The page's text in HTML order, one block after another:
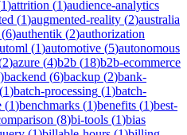
1)attrition (1)audience-analytics
(1)augmented-reality (2)australia
(6)authentik (2)authorization
(1)automotive (5)autonomous
2)azure (4)b2b (18)b2b-ecommerce
)backend (6)backup (2)bank-
(1)batch-processing (1)batch-
(1)benchmarks (1)benefits (1)best-
(8)bi-tools (1)bias